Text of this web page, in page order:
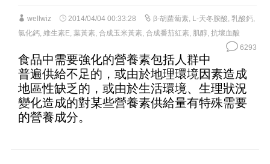
wellwiz 2014/04/04 00:33:28 β-胡蘿蔔素, L-天冬胺酸, 乳酸鈣,
氯化鈣, 維生素E, 葉黃素, 合成玉米黃素, 合成番茄紅素, 肌醇, 抗壞血酸
6293
食品中需要強化的營養素包括人群中
普遍供給不足的，或由於地理環境因素造成
地區性缺乏的，或由於生活環境、生理狀況
變化造成的對某些營養素供給量有特殊需要
的營養成分。